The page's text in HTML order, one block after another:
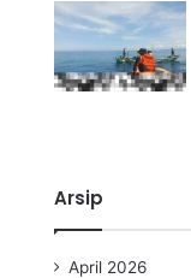
Arsip
April 2026